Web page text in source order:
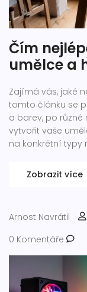
Čím
umělce a
Zajímá vás, jaké
tomto článku se
a barev, po
vytvořit vaše
na konkrétní typy
Zobrazit více
Arnost Navrátil
0 Komentáře